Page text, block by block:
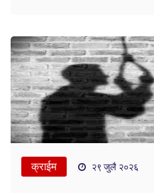
क्राईम २९ जुलै २०२६